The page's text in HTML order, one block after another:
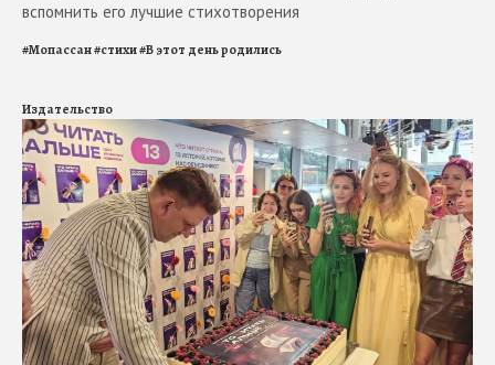
вспомнить его лучшие стихотворения
#Мопассан#стихи#В этот день родились
Издательство